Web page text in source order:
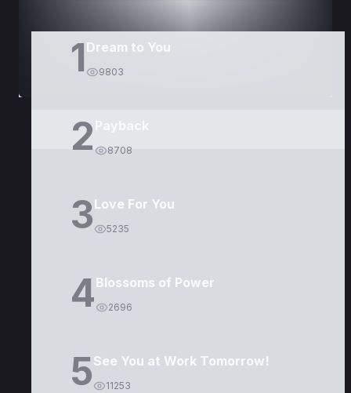
1 Dream to You
9803
2 8708
3Love For You
5235
4Blossoms of Power
2696
5See You at Work Tomorrow!
11253